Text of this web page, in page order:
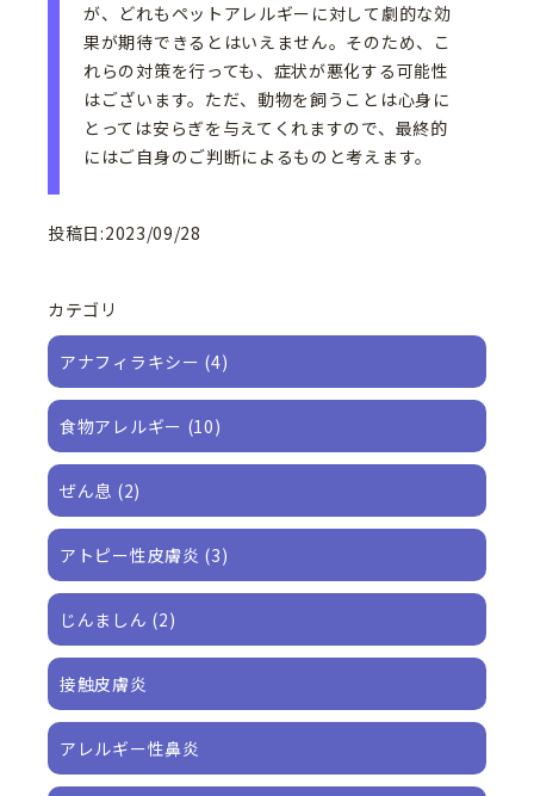
が、どれもペットアレルギーに対して劇的な効
果が期待できるとはいえません。そのため、こ
れらの対策を行っても、症状が悪化する可能性
はございます。ただ、動物を飼うことは心身に
とっては安らぎを与えてくれますので、最終的
にはご自身のご判断によるものと考えます。
投稿日:2023/09/28
カテゴリ
アナフィラキシー (4)
食物アレルギー (10)
ぜん息 (2)
アトピー性皮膚炎 (3)
じんましん (2)
接触皮膚炎
アレルギー性鼻炎